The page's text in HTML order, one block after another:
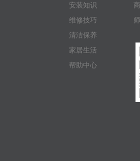
安装知识
维修技巧
清洁保养
家居生活
帮助中心